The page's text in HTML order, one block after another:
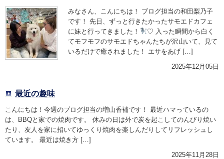
みなさん、こんにちは！ ブログ担当の和田梨乃子
です！ 先日、ずっと行きたかったサモエドカフェ
に妹と行ってきました！
♡ 入った瞬間から白く
てモフモフのサモエドちゃんたちが沢山いて、見て
いるだけで癒されました！ エサをあげ […]
2025年12月05日
最近の趣味
こんにちは！今週のブログ担当の増山香補です！ 最近ハマっているの
は、BBQと家での焼肉です。 休みの日は外で炭を起こしてのんびり焼い
たり、友人を家に招いてゆっくり焼肉を楽しんだりしてリフレッシュし
ています。 最近は焼き方 […]
2025年11月28日